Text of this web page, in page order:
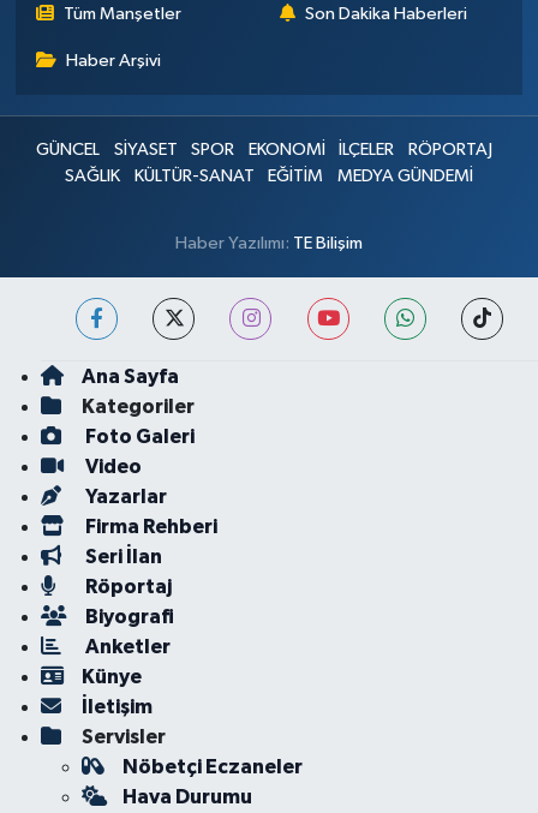
Tüm Manşetler Son Dakika Haberleri
Haber Arşivi
GÜNCEL SİYASET SPOR EKONOMİ İLÇELER
RÖPORTAJ
SAĞLIK
KÜLTÜR-SANAT EĞİTİM MEDYA GÜNDEMİ
Haber Yazılımı: TE Bilişim
Ana Sayfa
Kategoriler
Foto Galeri
Video
Yazarlar
Firma Rehberi
Seri İlan
Röportaj
Biyografi
Anketler
Künye
İletişim
Servisler
Nöbetçi Eczaneler
Hava Durumu